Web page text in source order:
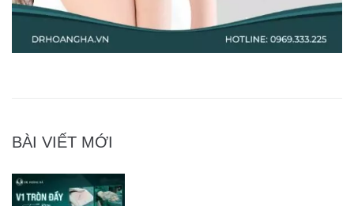
BÀI VIẾT MỚI